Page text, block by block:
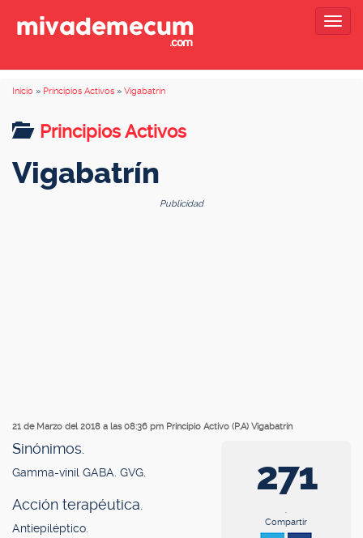
Inicio » Principios Activos » Vigabatrín
Principios Activos
Vigabatrín
Publicidad
21 de Marzo del 2018 a las 08:36 pm Principio Activo (P.A) Vigabatrín
271
.
Compartir
Sinónimos.
Gamma-vinil GABA. GVG.
Acción terapéutica.
Antiepiléptico.